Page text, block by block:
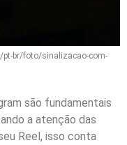
pt-br/foto/sinalizacao-com-
são fundamentais
a atenção das
Reel, isso conta